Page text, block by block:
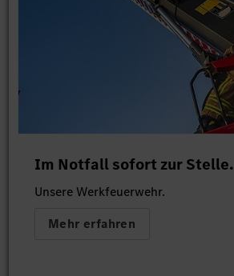
Im Notfall sofort zur Stelle.
Unsere Werkfeuerwehr.
Mehr erfahren